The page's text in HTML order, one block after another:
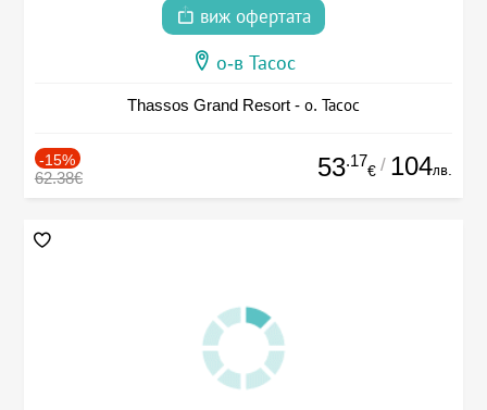
виж офертата
о-в Тасос
Thassos Grand Resort - о. Тасос
-15%
62.38€ 53.17
€ / 104лв.